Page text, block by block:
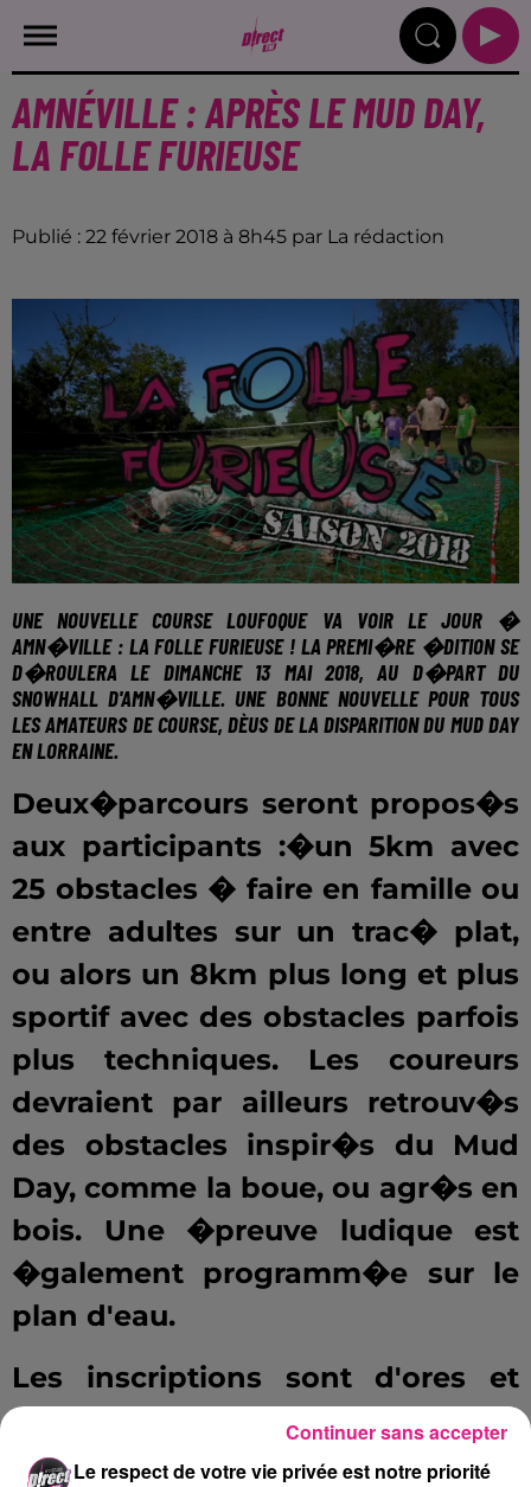
AMNÉVILLE : APRÈS LE MUD DAY,
LA FOLLE FURIEUSE
Publié : 22 février 2018 à 8h45 par La rédaction
UNE NOUVELLE COURSE LOUFOQUE VA VOIR LE JOUR �
AMN�VILLE : LA FOLLE FURIEUSE! LA PREMI�RE �DITION SE
D�ROULERALE DIMANCHE 13 MAI 2018, AU D�PART DU
SNOWHALL D'AMN�VILLE. UNE BONNE NOUVELLE POUR TOUS
LES AMATEURS DE COURSE, DÈUS DE LA DISPARITION DU MUD DAY
EN LORRAINE.
Deux�parcours seront propos�s
aux participants :�un 5km avec
25 obstacles � faire en famille ou
entre adultes sur un trac� plat,
ou alors un 8km plus long et plus
sportif avec des obstacles parfois
plus techniques. Les coureurs
devraient par ailleurs retrouv�s
des obstacles inspir�s du Mud
Day, comme la boue, ou agr�s en
bois. Une �preuve ludique est
�galement programm�e sur le
plan d'eau.
Les inscriptions sont d'ores et
d�j� ouvertes. A noter que plus
les participants s'inscriront t�t,
Le respect de votre vie privée est notre priorité
Continuer sans accepter